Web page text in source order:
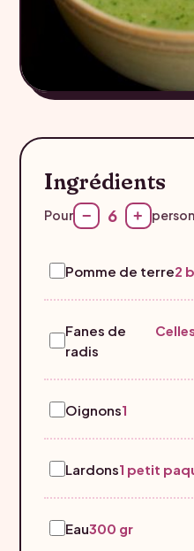
Ingrédients
Pour − 6 +
Pomme de terre2
Fanes de
radis
Oignons1
Lardons1 petit
Eau300 gr